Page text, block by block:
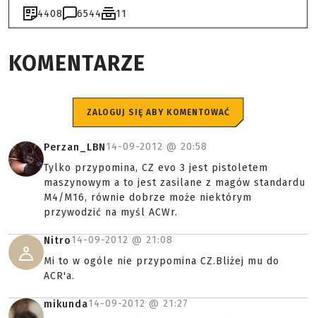
4408 6544 11
KOMENTARZE
ZALOGUJ SIĘ ABY KOMENTOWAĆ
Perzan_LBN14-09-2012 @ 20:58
Tylko przypomina, CZ evo 3 jest pistoletem
maszynowym a to jest zasilane z magów standardu
M4/M16, równie dobrze może niektórym
przywodzić na myśl ACWr.
Nitro14-09-2012 @ 21:08
Mi to w ogóle nie przypomina CZ.Bliżej mu do
ACR'a.
mikunda14-09-2012 @ 21:27